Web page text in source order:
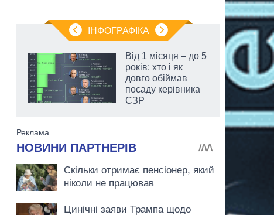
ІНФОГРАФІКА
Від 1 місяця – до 5
років: хто і як
довго обіймав
посаду керівника
СЗР